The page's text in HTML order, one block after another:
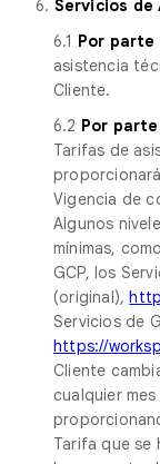
6. Servicios de
6.1 Por
asistencia
Cliente.
6.2 Por
Tarifas de
Vigencia de
Algunos
mínimas,
GCP, los
(original),
Servicios de
https://
Cliente
cualquier
Tarifa que se